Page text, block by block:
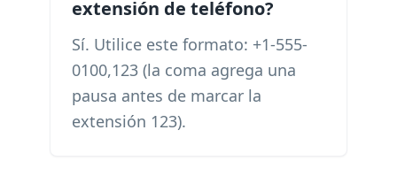
extensión de teléfono?
Sí. Utilice este formato: +1-555-
0100,123 (la coma agrega una
pausa antes de marcar la
extensión 123).